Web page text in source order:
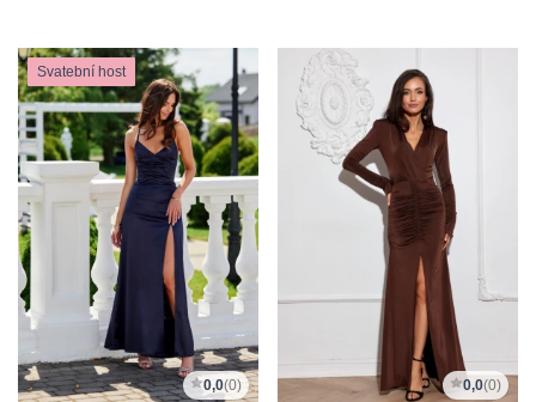
Svatební host
0,0(0) 0,0(0)